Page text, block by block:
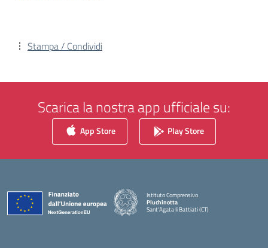
Stampa / Condividi
Scarica la nostra app ufficiale su:
App Store Play Store
Istituto Comprensivo
Pluchinotta
Sant'Agata li Battiati (CT)
— Visita la pagina iniziale della scuola